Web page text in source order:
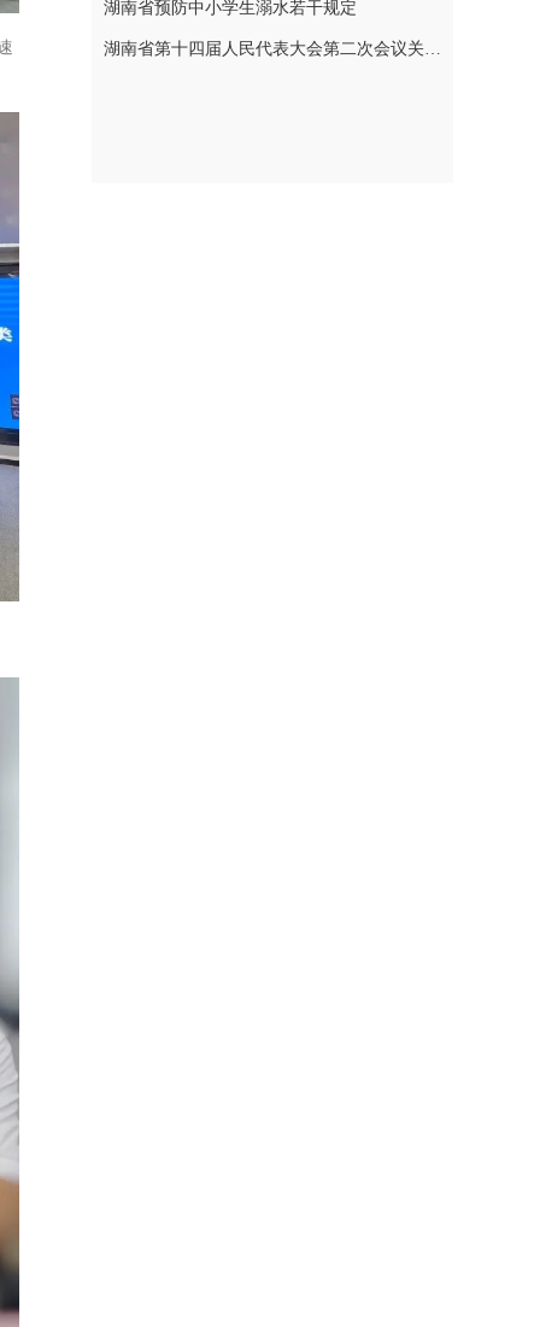
湖南省预防中小学生溺水若干规定
湖南省第十四届人民代表大会第二次会议关于湖南省人民代表大会常务委员会工作报告的决议